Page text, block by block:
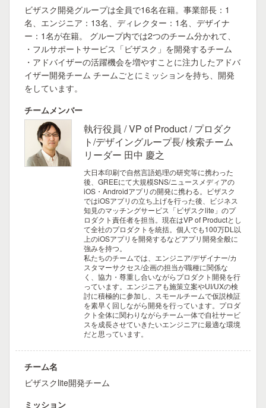
ビザスク開発グループは全員で16名在籍。事業部長：1
名、エンジニア：13名、ディレクター：1名、デザイナ
ー：1名が在籍。 グループ内では2つのチーム分かれて、
・フルサポートサービス「ビザスク」を開発するチーム
・アドバイザーの活躍機会を増やすことに注力したアドバ
イザー開発チーム チームごとにミッションを持ち、開発
をしています。
チームメンバー
執行役員 / VP of Product / プロダク
ト/デザイングループ長/ 検索チーム
リーダー 田中 慶之
大日本印刷で自然言語処理の研究等に携わった
後、GREEにて大規模SNS/ニュースメディアの
iOS・Androidアプリの開発に携わる。ビザスク
ではiOSアプリの立ち上げを行った後、ビジネス
知見のマッチングサービス「ビザスクlite」のプ
ロダクト責任者を担当。現在はVP of Productとし
て全社のプロダクトを統括。個人でも100万DL以
上のiOSアプリを開発するなどアプリ開発全般に
強みを持つ。
私たちのチームでは、エンジニア/デザイナー/カ
スタマーサクセス/企画の担当が職種に関係な
く、協力・尊重し合いながらプロダクト開発を行
っています。エンジニアも施策立案やUI/UXの検
討に積極的に参加し、スモールチームで仮説検証
を素早く回しながら開発を行っています。プロダ
クト全体に関わりながらチーム一体で自社サービ
スを成長させていきたいエンジニアに最適な環境
だと思っています。
チーム名
ビザスクlite開発チーム
ミッション